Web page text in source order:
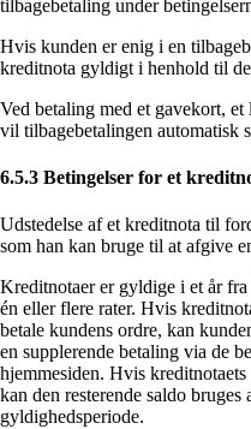
tilbagebetaling under
Hvis kunden er enig i en
kreditnota gyldigt i henhold til
Ved betaling med et gavekort,
vil tilbagebetalingen automatisk
6.5.3 Betingelser for et
Udstedelse af et kreditnota til
som han kan bruge til at afgive
Kreditnotaer er gyldige i et år fra
én eller flere rater. Hvis
betale kundens ordre, kan
en supplerende betaling via de
hjemmesiden. Hvis
kan den resterende saldo
gyldighedsperiode.